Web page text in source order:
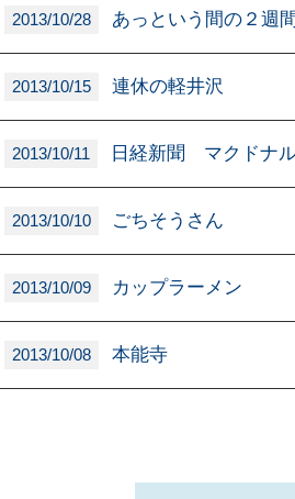
2013/10/28 あっという間の２週
2013/10/15 連休の軽井沢
2013/10/11 日経新聞 マクドナ
2013/10/10 ごちそうさん
2013/10/09 カップラーメン
2013/10/08 本能寺